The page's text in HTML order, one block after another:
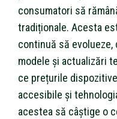
consumatori să
tradiționale. Acesta
continuă să
modele și actualizări
ce prețurile
accesibile și
acestea să câștige o